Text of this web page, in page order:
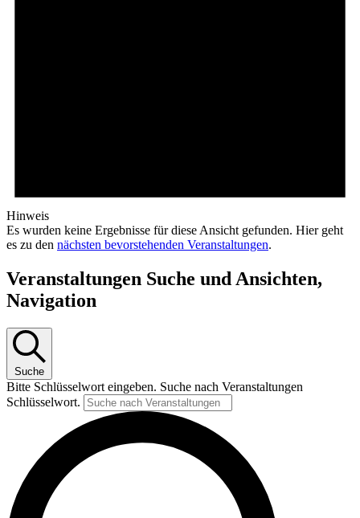
Hinweis
Es wurden keine Ergebnisse für diese Ansicht gefunden. Hier geht
es zu den nächsten bevorstehenden Veranstaltungen.
Veranstaltungen Suche und Ansichten,
Navigation
Suche
Bitte Schlüsselwort eingeben. Suche nach Veranstaltungen
Schlüsselwort.